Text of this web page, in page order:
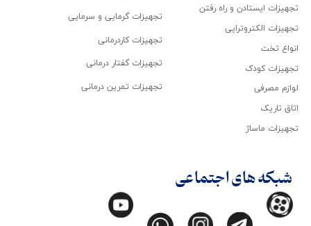
تجهیزات ایستادن و راه رفتن
تجهیزات الکتروتراپی
انواع تخت
تجهیزات کودک
لوازم مصرفی
اتاق تاریک
تجهیزات ماساژ
تجهیزات گرمایی و سرمایی
تجهیزات کاردرمانی
تجهیزات گفتار درمانی
تجهیزات تمرین درمانی
شبکه های اجتماعی